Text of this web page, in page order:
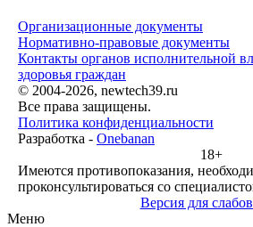
Организационные документы
Нормативно-правовые документы
Контакты органов исполнительной
здоровья граждан
© 2004-2026, newtech39.ru
Все права защищены.
Политика конфиденциальности
Разработка - Onebanan
18+
Имеются противопоказания,
проконсультироваться со
Версия для
Меню